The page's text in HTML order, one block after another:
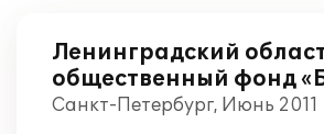
Ленинградский
общественный фонд
Санкт-Петербург, Июнь 2011